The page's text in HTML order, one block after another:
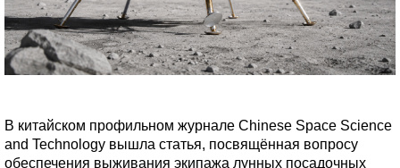
В китайском профильном журнале Chinese Space Science
and Technology вышла статья, посвящённая вопросу
обеспечения выживания экипажа лунных посадочных